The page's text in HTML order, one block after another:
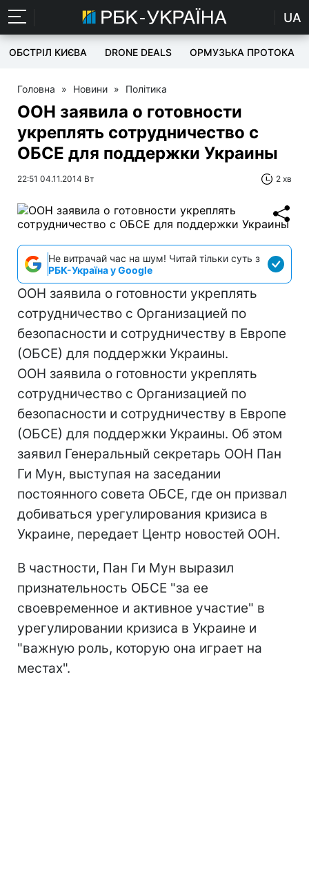
UA
ОБСТРІЛ КИЄВА DRONE DEALS ОРМУЗЬКА ПРОТОКА
Головна » Новини » Політика
ООН заявила о готовности
укреплять сотрудничество с
ОБСЕ для поддержки Украины
22:51 04.11.2014 Вт 2 хв
Не витрачай час на шум! Читай тільки суть з
РБК-Україна у Google
ООН заявила о готовности укреплять
сотрудничество с Организацией по
безопасности и сотрудничеству в Европе
(ОБСЕ) для поддержки Украины.
ООН заявила о готовности укреплять
сотрудничество с Организацией по
безопасности и сотрудничеству в Европе
(ОБСЕ) для поддержки Украины. Об этом
заявил Генеральный секретарь ООН Пан
Ги Мун, выступая на заседании
постоянного совета ОБСЕ, где он призвал
добиваться урегулирования кризиса в
Украине, передает Центр новостей ООН.
В частности, Пан Ги Мун выразил
признательность ОБСЕ "за ее
своевременное и активное участие" в
урегулировании кризиса в Украине и
"важную роль, которую она играет на
местах".